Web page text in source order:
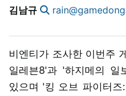
김남규
비엔티가 조사한 이번주
일레븐8'과 '하지메의 일
있으며 '킹 오브 파이터